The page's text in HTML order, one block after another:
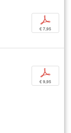
p
€ 7,95
p
€ 9,95